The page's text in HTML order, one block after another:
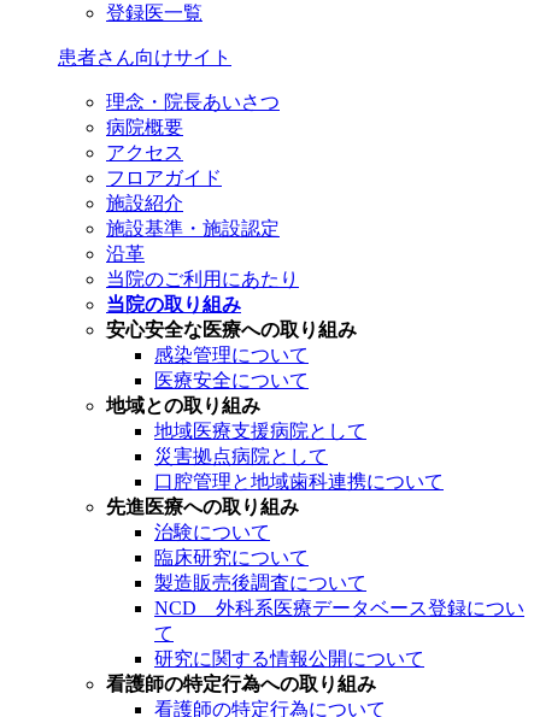
登録医一覧
患者さん向けサイト
理念・院長あいさつ
病院概要
アクセス
フロアガイド
施設紹介
施設基準・施設認定
沿革
当院のご利用にあたり
当院の取り組み
安心安全な医療への取り組み
感染管理について
医療安全について
地域との取り組み
地域医療支援病院として
災害拠点病院として
口腔管理と地域歯科連携について
先進医療への取り組み
治験について
臨床研究について
製造販売後調査について
NCD 外科系医療データベース登録につい
て
研究に関する情報公開について
看護師の特定行為への取り組み
看護師の特定行為について